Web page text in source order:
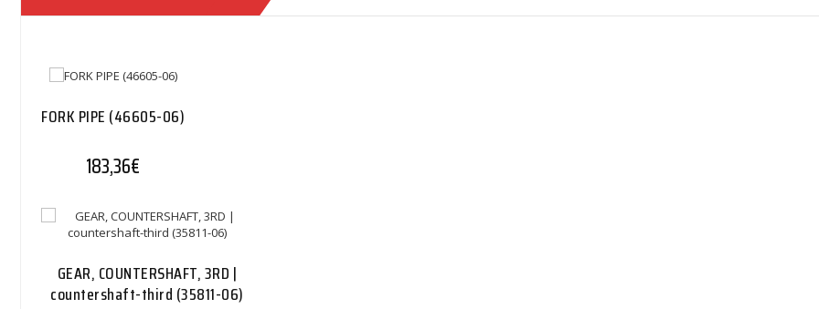
FORK PIPE (46605-06)
183,36€
GEAR, COUNTERSHAFT, 3RD |
countershaft-third (35811-06)